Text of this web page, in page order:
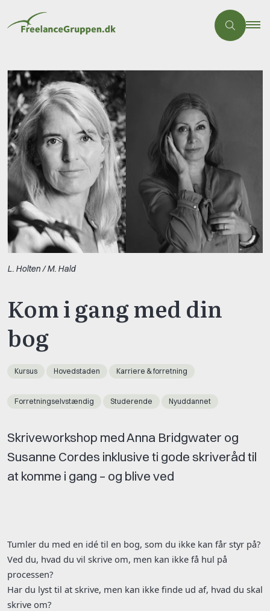
L. Holten / M. Hald
Kom i gang med din
bog
Kursus Hovedstaden Karriere & forretning
Forretningselvstændig Studerende Nyuddannet
Skriveworkshop med Anna Bridgwater og
Susanne Cordes inklusive ti gode skriveråd til
at komme i gang – og blive ved
Tumler du med en idé til en bog, som du ikke kan får styr på?
Ved du, hvad du vil skrive om, men kan ikke få hul på
processen?
Har du lyst til at skrive, men kan ikke finde ud af, hvad du skal
skrive om?